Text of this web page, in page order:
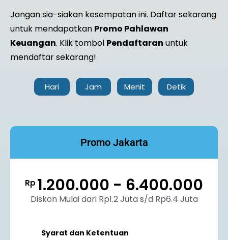
Jangan sia-siakan kesempatan ini. Daftar sekarang
untuk mendapatkan Promo Pahlawan
Keuangan. Klik tombol Pendaftaran untuk
mendaftar sekarang!
Hari Jam Menit Detik
Promo Jakarta
Rp 1.200.000 - 6.400.000
Diskon Mulai dari Rp1.2 Juta s/d Rp6.4 Juta
Syarat dan Ketentuan